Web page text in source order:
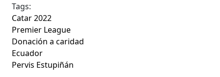
Tags:
Catar 2022
Premier League
Donación a caridad
Ecuador
Pervis Estupiñán